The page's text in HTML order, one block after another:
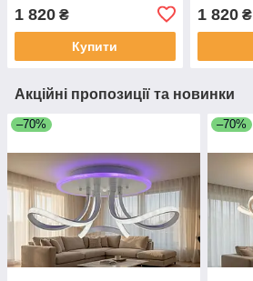
1 820 ₴
Купити
1 820₴
Акційні пропозиції та новинки
–70% –70%